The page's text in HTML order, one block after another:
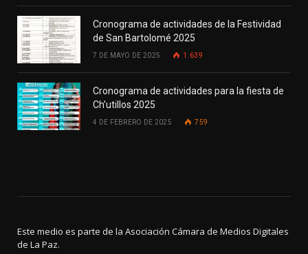
Cronograma de actividades de la Festividad
de San Bartolomé 2025
7 DE MAYO DE 2025 1.639
Cronograma de actividades para la fiesta de
Ch’utillos 2025
4 DE FEBRERO DE 2025 759
Este medio es parte de la Asociación Cámara de Medios Digitales
de La Paz.